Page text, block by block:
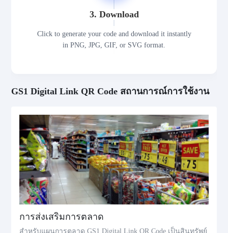
3. Download
Click to generate your code and download it instantly
in PNG, JPG, GIF, or SVG format.
GS1 Digital Link QR Code สถานการณ์การใช้งาน
การส่งเสริมการตลาด
สำหรับแผนการตลาด GS1 Digital Link QR Code เป็นสินทรัพย์